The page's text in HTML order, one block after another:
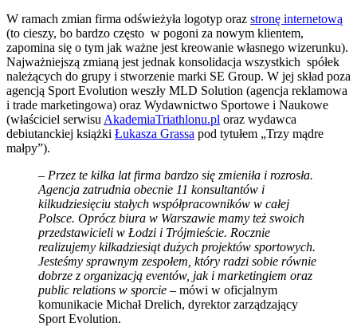
W ramach zmian firma odświeżyła logotyp oraz stronę internetową
(to cieszy, bo bardzo często w pogoni za nowym klientem,
zapomina się o tym jak ważne jest kreowanie własnego wizerunku).
Najważniejszą zmianą jest jednak konsolidacja wszystkich spółek
należących do grupy i stworzenie marki SE Group. W jej skład poza
agencją Sport Evolution weszły MLD Solution (agencja reklamowa
i trade marketingowa) oraz Wydawnictwo Sportowe i Naukowe
(właściciel serwisuAkademiaTriathlonu.pl oraz wydawca
debiutanckiej książki Łukasza Grassa pod tytułem „Trzy mądre
małpy”).
– Przez te kilka lat firma bardzo się zmieniła i rozrosła.
Agencja zatrudnia obecnie 11 konsultantów i
kilkudziesięciu stałych współpracowników w całej
Polsce. Oprócz biura w Warszawie mamy też swoich
przedstawicieli w Łodzi i Trójmieście. Rocznie
realizujemy kilkadziesiąt dużych projektów sportowych.
Jesteśmy sprawnym zespołem, który radzi sobie równie
dobrze z organizacją eventów, jak i marketingiem oraz
public relations w sporcie – mówi w oficjalnym
komunikacie Michał Drelich, dyrektor zarządzający
Sport Evolution.